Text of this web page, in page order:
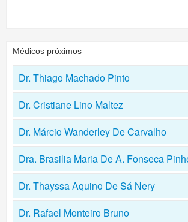
Médicos próximos
Dr. Thiago Machado Pinto
Dr. Cristiane Lino Maltez
Dr. Márcio Wanderley De Carvalho
Dra. Brasilia Maria De A. Fonseca
Dr. Thayssa Aquino De Sá Nery
Dr. Rafael Monteiro Bruno